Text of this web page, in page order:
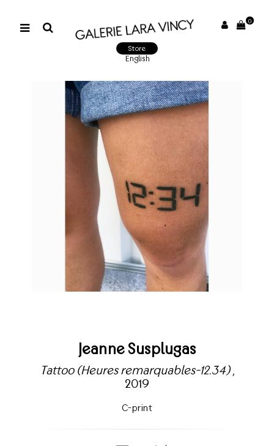
0
Store
English
Jeanne Susplugas
Tattoo (Heures remarquables-12.34),
2019
C-print